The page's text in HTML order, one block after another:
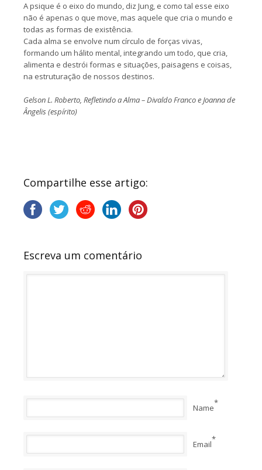
A psique é o eixo do mundo, diz Jung, e como tal esse eixo
não é apenas o que move, mas aquele que cria o mundo e
todas as formas de existência.
Cada alma se envolve num círculo de forças vivas,
formando um hálito mental, integrando um todo, que cria,
alimenta e destrói formas e situações, paisagens e coisas,
na estruturação de nossos destinos.
Gelson L. Roberto, Refletindo a Alma – Divaldo Franco e Joanna de
Ângelis (espírito)
Compartilhe esse artigo:
Escreva um comentário
Name*
Email*